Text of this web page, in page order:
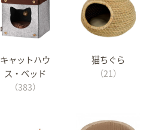
キャットハウ
ス・ベッド
（383）
猫ちぐら
（21）